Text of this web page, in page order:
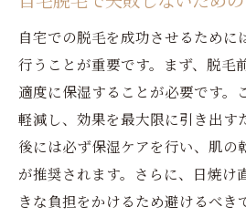
自宅での脱毛を成功させるために
行うことが重要です。まず、脱毛
適度に保湿することが必要です。
軽減し、効果を最大限に引き出す
後には必ず保湿ケアを行い、肌の
が推奨されます。さらに、日焼け
きな負担をかけるため避けるべき